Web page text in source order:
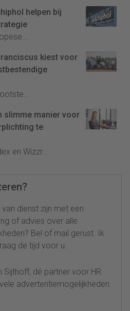
helpen bij
kiest voor
slimme manier voor
te
en Wizzr...
van dienst zijn met een
of advies over alle
Bel of mail gerust. Ik
de tijd voor u.
Sijthoff, dé partner voor HR
advertentiemogelijkheden.